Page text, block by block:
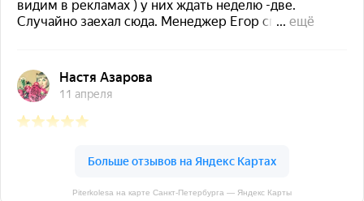
Piterkolesa на карте Санкт‑Петербурга — Яндекс Карты